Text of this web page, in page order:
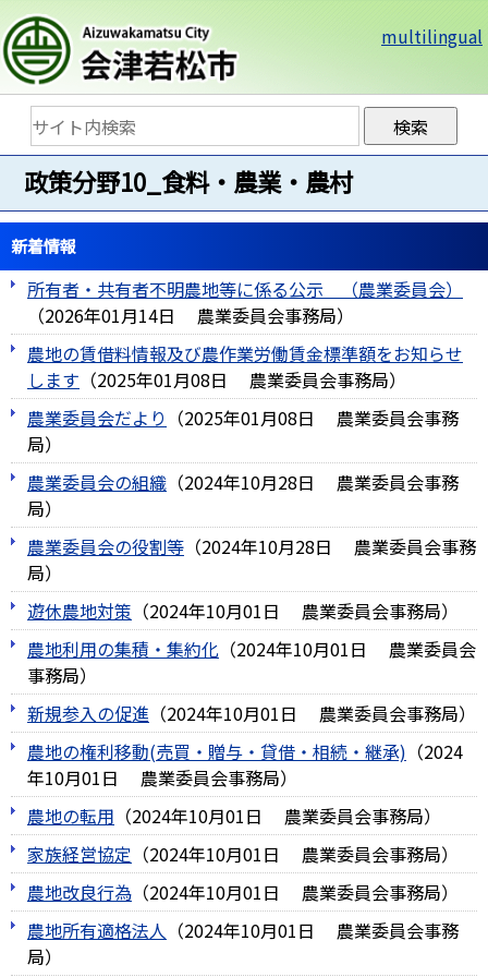
multilingual
政策分野10_食料・農業・農村
新着情報
所有者・共有者不明農地等に係る公示 （農業委員会）
（2026年01月14日 農業委員会事務局）
農地の賃借料情報及び農作業労働賃金標準額をお知らせ
します （2025年01月08日 農業委員会事務局）
農業委員会だより （2025年01月08日
農業委員会事務
局）
農業委員会の組織 （2024年10月28日
農業委員会事務
局）
農業委員会の役割等 （2024年10月28日
農業委員会事務
局）
遊休農地対策 （2024年10月01日 農業委員会事務局）
農地利用の集積・集約化 （2024年10月01日
農業委員会
事務局）
新規参入の促進 （2024年10月01日 農業委員会事務局）
農地の権利移動(売買・贈与・貸借・相続・継承) （2024
年10月01日
農業委員会事務局）
農地の転用 （2024年10月01日 農業委員会事務局）
家族経営協定 （2024年10月01日 農業委員会事務局）
農地改良行為 （2024年10月01日 農業委員会事務局）
農地所有適格法人 （2024年10月01日
農業委員会事務
局）